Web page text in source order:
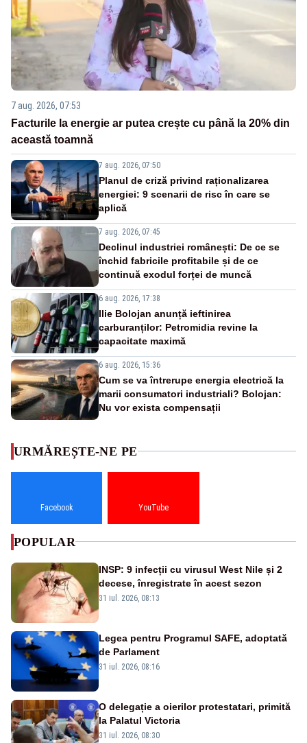
7 aug. 2026, 07:53
Facturile la energie ar putea crește cu până la 20% din
această toamnă
7 aug. 2026, 07:50
Planul de criză privind raționalizarea
energiei: 9 scenarii de risc în care se
aplică
7 aug. 2026, 07:45
Declinul industriei românești: De ce se
închid fabricile profitabile și de ce
continuă exodul forței de muncă
6 aug. 2026, 17:38
Ilie Bolojan anunță ieftinirea
carburanților: Petromidia revine la
capacitate maximă
6 aug. 2026, 15:36
Cum se va întrerupe energia electrică la
marii consumatori industriali? Bolojan:
Nu vor exista compensații
URMĂREȘTE-NE PE
Facebook YouTube
POPULAR
INSP: 9 infecții cu virusul West Nile și 2
decese, înregistrate în acest sezon
31 iul. 2026, 08:13
Legea pentru Programul SAFE, adoptată
de Parlament
31 iul. 2026, 08:16
O delegație a oierilor protestatari, primită
la Palatul Victoria
31 iul. 2026, 08:30